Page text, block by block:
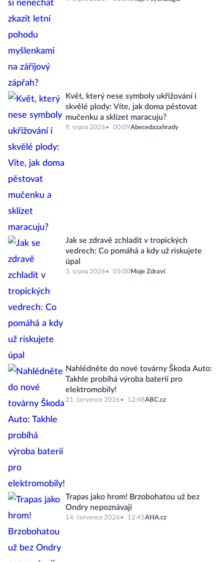
Květ, který nese symboly ukřižování i
skvělé plody: Víte, jak doma pěstovat
mučenku a sklízet maracuju?
9. srpna 2026 00:09Abecedazahrady
Jak se zdravě zchladit v tropických
vedrech: Co pomáhá a kdy už riskujete
úpal
3. srpna 2026 05:00 Moje Zdraví
Nahlédněte do nové továrny Škoda Auto:
Takhle probíhá výroba baterií pro
elektromobily!
21. července 2026 12:48ABC.cz
Trapas jako hrom! Brzobohatou už bez
Ondry nepoznávají
14. července 2026 12:45AHA.cz